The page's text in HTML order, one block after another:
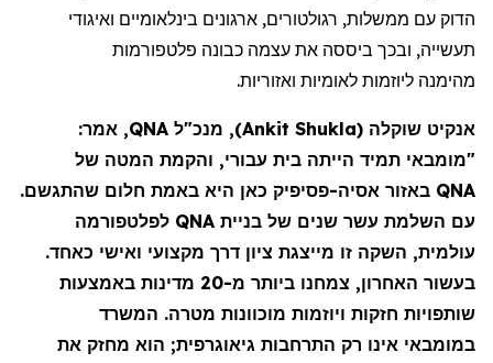
הדוק עם ממשלות, רגולטורים, ארגונים בינלאומיים ואיגודי
תעשייה, ובכך ביססה את עצמה כבונה פלטפורמות
מהימנה ליוזמות לאומיות ואזוריות.
אנקיט שוקלה (
Ankit Shukla
), מנכ"ל QNA, אמר:
"מומבאי תמיד הייתה בית עבורי, והקמת המטה של
QNA באזור אסיה-פסיפיק כאן היא באמת חלום שהתגשם.
עם השלמת עשר שנים של בניית QNA לפלטפורמה
עולמית, השקה זו מייצגת ציון דרך מקצועי ואישי כאחד.
בעשור האחרון, צמחנו ביותר מ-20 מדינות באמצעות
שותפויות חזקות ויוזמות מוכוונות מטרה. המשרד
במומבאי אינו רק התרחבות גיאוגרפית; הוא מחזק את